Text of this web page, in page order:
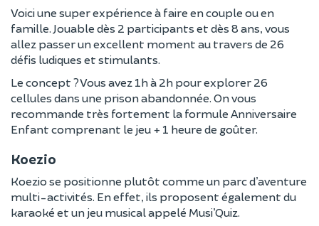
Voici une super expérience à faire en couple ou en
famille. Jouable dès 2 participants et dès 8 ans, vous
allez passer un excellent moment au travers de 26
défis ludiques et stimulants.
Le concept ? Vous avez 1h à 2h pour explorer 26
cellules dans une prison abandonnée. On vous
recommande très fortement la formule Anniversaire
Enfant comprenant le jeu + 1 heure de goûter.
Koezio
Koezio se positionne plutôt comme un parc d’aventure
multi-activités. En effet, ils proposent également du
karaoké et un jeu musical appelé Musi’Quiz.